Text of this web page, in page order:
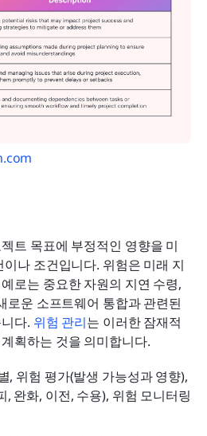
트 목표에 부정적인 영향을 미
나 조건입니다. 위험은 미래 지
로는 중요한 자원의 지연 수령,
로운 소프트웨어 통합과 관련된
다. 위험 관리는 이러한 잠재적
획하는 것을 의미합니다.
, 위험 평가(발생 가능성과 영향),
, 완화, 이전, 수용), 위험 모니터링